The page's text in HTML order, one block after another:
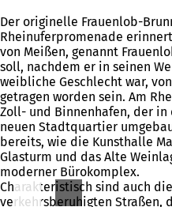
Der originelle Frauenlob-
Rheinuferpromenade
von Meißen, genannt
soll, nachdem er in seinen
weibliche Geschlecht war,
getragen worden sein. Am
Zoll- und Binnenhafen, der in
neuen Stadtquartier
bereits, wie die Kunsthalle
Glasturm und das Alte
moderner Bürokomplex.
Charakteristisch sind auch
verkehrsberuhigten Straßen,